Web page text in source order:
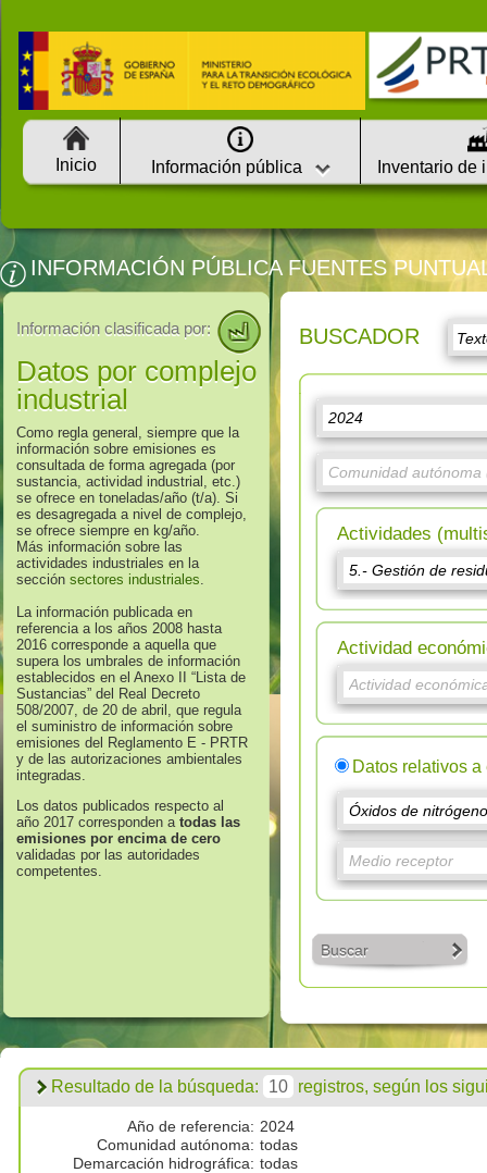
Inicio Información pública Inventario de
INFORMACIÓN PÚBLICA FUENTES
Información clasificada por:
Datos por complejo
industrial
Como regla general, siempre que la
información sobre emisiones es
consultada de forma agregada (por
sustancia, actividad industrial, etc.)
se ofrece en toneladas/año (t/a). Si
es desagregada a nivel de complejo,
se ofrece siempre en kg/año.
Más información sobre las
actividades industriales en la
sección sectores industriales.
La información publicada en
referencia a los años 2008 hasta
2016 corresponde a aquella que
supera los umbrales de información
establecidos en el Anexo II “Lista de
Sustancias” del Real Decreto
508/2007, de 20 de abril, que regula
el suministro de información sobre
emisiones del Reglamento E - PRTR
y de las autorizaciones ambientales
integradas.
Los datos publicados respecto al
año 2017 corresponden atodas las
emisiones por encima de cero
validadas por las autoridades
competentes.
BUSCADOR
Actividades
Actividad
Datos relativos
Buscar
Resultado de la búsqueda: 10 registros, según los
Año de referencia: 2024
Comunidad autónoma: todas
Demarcación hidrográfica: todas